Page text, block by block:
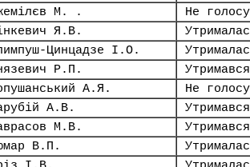
М. .
Не
Я.В.
Цинцадзе І.О.
Р.П.
Утримався
А.Я.
Не
А.В.
Утримався
М.В.
Утримався
В.П.